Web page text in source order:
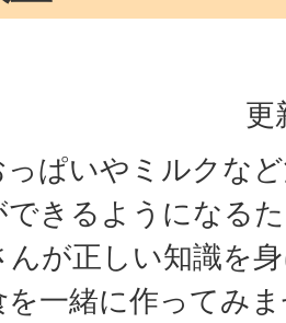
更
ぱいやミルクな
できるようになる
んが正しい知識を
一緒に作ってみ